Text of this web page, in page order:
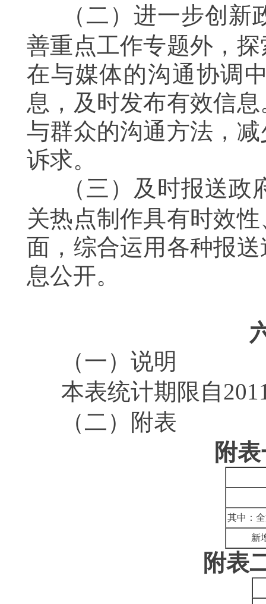
（二）进一步创
善重点工作专题外，
在与媒体的沟通协调
息，及时发布有效信
与群众的沟通方法，
诉求。
（三）及时报送
关热点制作具有时效
面，综合运用各种报
息公开。
（一）说明
本表统计期限自
（二）附表
附
其中：
新
附表